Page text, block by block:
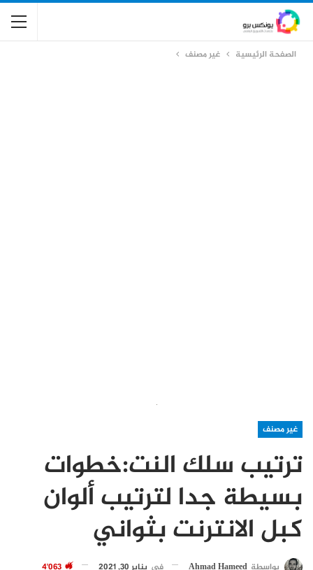
الصفحة الرئيسية غير مصنف
غير مصنف
ترتيب سلك النت:خطوات
بسيطة جدا لترتيب ألوان
كبل الانترنت بثواني
بواسطة Ahmad Hameed